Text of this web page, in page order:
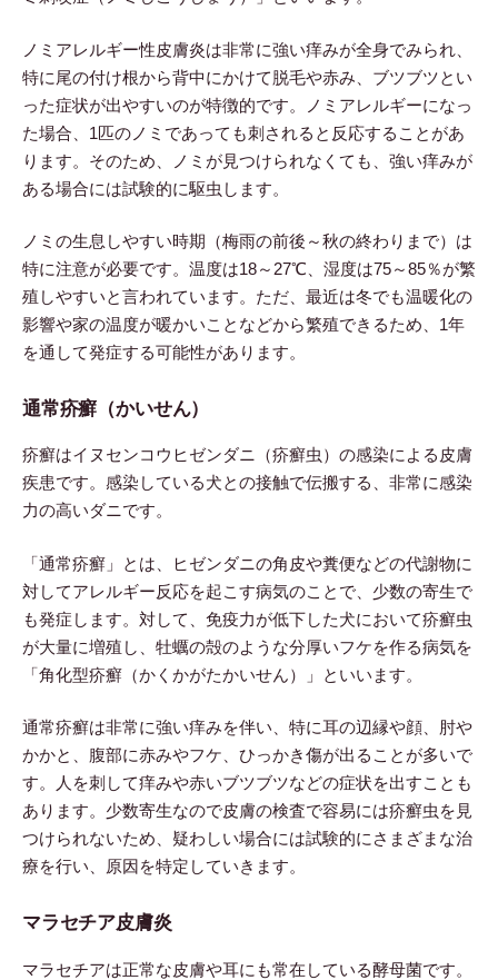
ノミアレルギー性皮膚炎は非常に強い痒みが全身でみられ、
特に尾の付け根から背中にかけて脱毛や赤み、ブツブツとい
った症状が出やすいのが特徴的です。ノミアレルギーになっ
た場合、1匹のノミであっても刺されると反応することがあ
ります。そのため、ノミが見つけられなくても、強い痒みが
ある場合には試験的に駆虫します。
ノミの生息しやすい時期（梅雨の前後～秋の終わりまで）は
特に注意が必要です。温度は18～27℃、湿度は75～85％が繁
殖しやすいと言われています。ただ、最近は冬でも温暖化の
影響や家の温度が暖かいことなどから繁殖できるため、1年
を通して発症する可能性があります。
通常疥癬（かいせん）
疥癬はイヌセンコウヒゼンダニ（疥癬虫）の感染による皮膚
疾患です。感染している犬との接触で伝搬する、非常に感染
力の高いダニです。
「通常疥癬」とは、ヒゼンダニの角皮や糞便などの代謝物に
対してアレルギー反応を起こす病気のことで、少数の寄生で
も発症します。対して、免疫力が低下した犬において疥癬虫
が大量に増殖し、牡蠣の殻のような分厚いフケを作る病気を
「角化型疥癬（かくかがたかいせん）」といいます。
通常疥癬は非常に強い痒みを伴い、特に耳の辺縁や顔、肘や
かかと、腹部に赤みやフケ、ひっかき傷が出ることが多いで
す。人を刺して痒みや赤いブツブツなどの症状を出すことも
あります。少数寄生なので皮膚の検査で容易には疥癬虫を見
つけられないため、疑わしい場合には試験的にさまざまな治
療を行い、原因を特定していきます。
マラセチア皮膚炎
マラセチアは正常な皮膚や耳にも常在している酵母菌です。